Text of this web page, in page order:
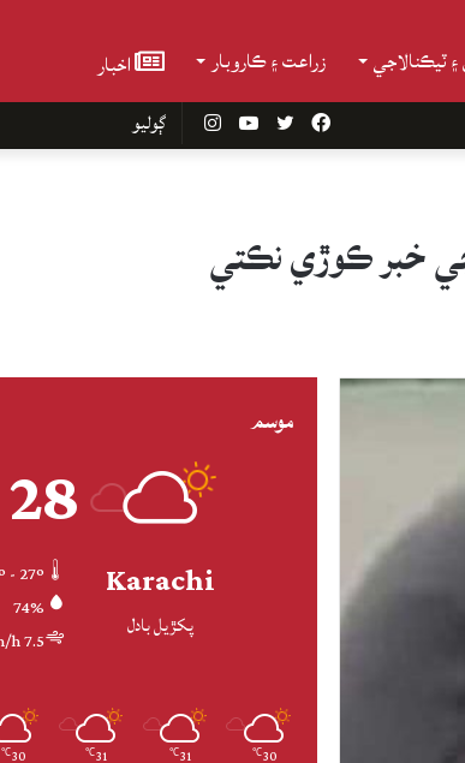
ٽيڪنالاجي زراعت ۽ ڪاروبار اخبار
InstagramYouTube Twitter
Facebook
خبر ڪوڙي نڪتي
موسم
Karachi
پکڙيل بادل
28
74%
7.5 km/h
30
℃
31
℃
31
℃
30
℃